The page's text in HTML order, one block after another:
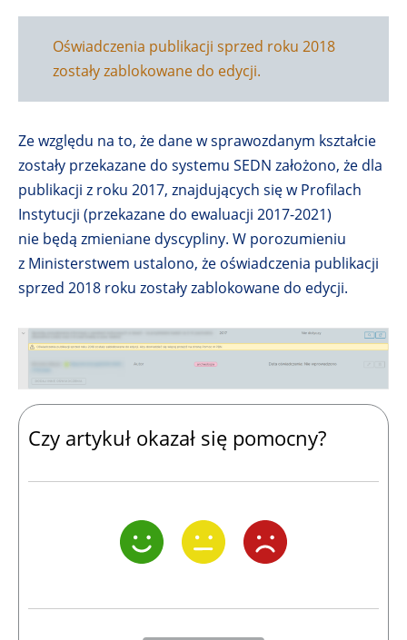
Oświadczenia publikacji sprzed roku 2018
zostały zablokowane do edycji.
Ze względu na to, że dane w sprawozdanym kształcie
zostały przekazane do systemu SEDN założono, że dla
publikacji z roku 2017, znajdujących się w Profilach
Instytucji (przekazane do ewaluacji 2017-2021)
nie będą zmieniane dyscypliny. W porozumieniu
z Ministerstwem ustalono, że oświadczenia publikacji
sprzed 2018 roku zostały zablokowane do edycji.
Czy artykuł okazał się pomocny?